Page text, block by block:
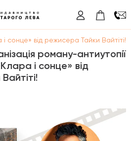
сонце» від режисера Тайки Вайтіті!
роману-антиутопії
і сонце» від